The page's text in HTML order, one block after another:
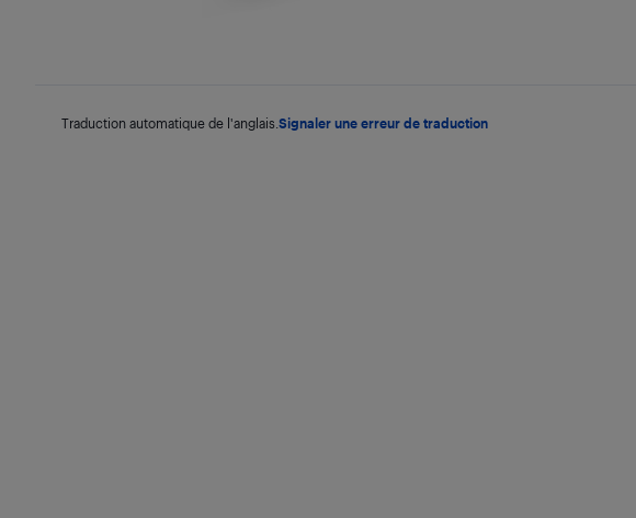
Traduction automatique de l'anglais. Signaler une erreur de traduction